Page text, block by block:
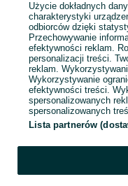
Użycie dokładnych
charakterystyki
odbiorców dzięki
Przechowywanie
efektywności reklam.
personalizacji treści.
reklam.
Wykorzystywanie
efektywności treści.
spersonalizowanych
spersonalizowanych
Lista partnerów